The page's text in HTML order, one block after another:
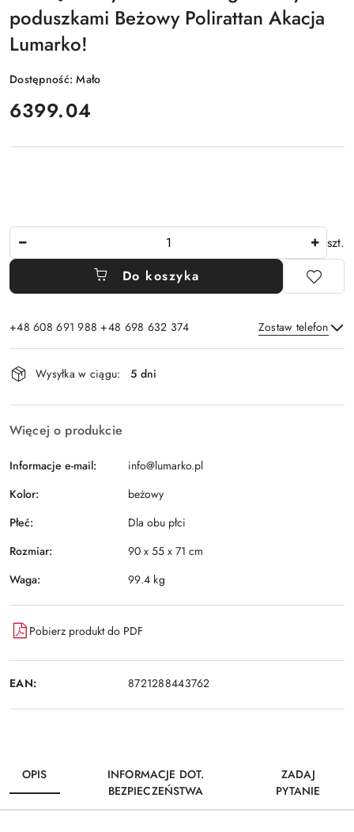
poduszkami Beżowy Polirattan Akacja
Lumarko!
Dostępność:Mało
cena:
6399.04
szt.
Do koszyka
+48 608 691 988 +48 698 632 374 Zostaw telefon
Dostępność
i
dostawa
Wysyłka w ciągu: 5 dni
Więcej o produkcie
Informacje e-mail:
info@lumarko.pl
Kolor:
beżowy
Płeć:
Dla obu płci
Rozmiar:
90 x 55 x 71 cm
Waga:
99.4 kg
Pobierz produkt do PDF
EAN: 8721288443762
OPIS
INFORMACJE DOT.
BEZPIECZEŃSTWA
ZADAJ
PYTANIE